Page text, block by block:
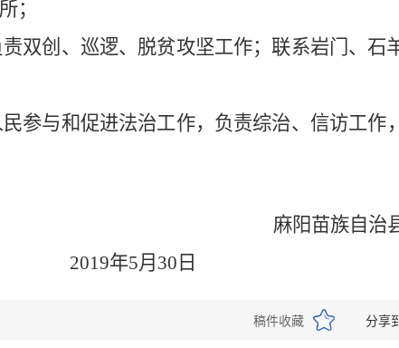
；
双创、巡逻、脱贫攻坚工作；联系岩门、石
参与和促进法治工作，负责综治、信访工作
麻阳苗族自治
2019年5月 30 日
稿件收藏 分享